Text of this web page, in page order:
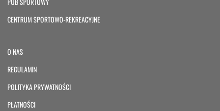
CENTRUM SPORTOWO-REKREACYJNE
O NAS
REGULAMIN
POLITYKA PRYWATNOŚCI
PŁATNOŚCI